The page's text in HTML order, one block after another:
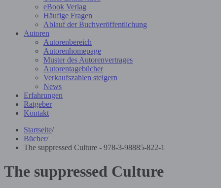
eBook Verlag
Häufige Fragen
Ablauf der Buchveröffentlichung
Autoren
Autorenbereich
Autorenhomepage
Muster des Autorenvertrages
Autorentagebücher
Verkaufszahlen steigern
News
Erfahrungen
Ratgeber
Kontakt
Startseite/
Bücher/
The suppressed Culture - 978-3-98885-822-1
The suppressed Culture